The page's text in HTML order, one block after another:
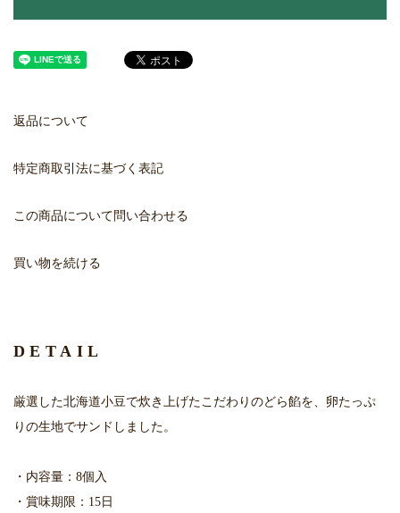
返品について
特定商取引法に基づく表記
この商品について問い合わせる
買い物を続ける
DETAIL
厳選した北海道小豆で炊き上げたこだわりのどら餡を、卵たっぷ
りの生地でサンドしました。
・内容量：8個入
・賞味期限：15日